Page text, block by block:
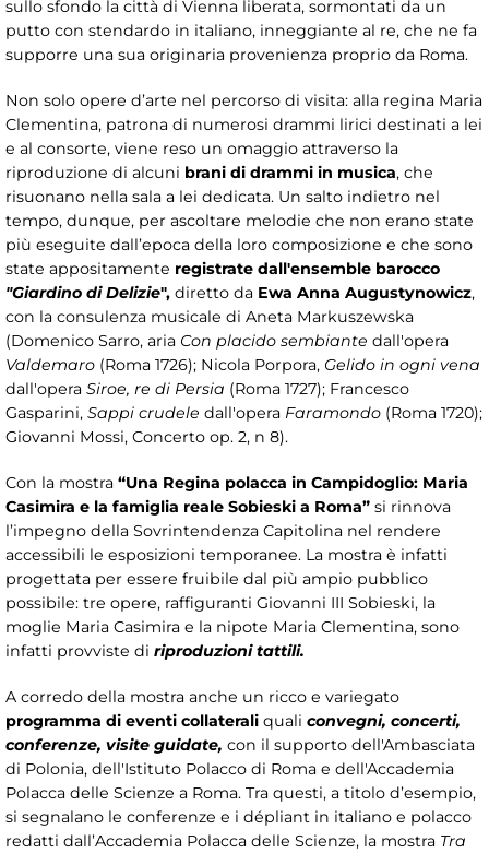
sullo sfondo la città di Vienna liberata, sormontati da un
putto con stendardo in italiano, inneggiante al re, che ne fa
supporre una sua originaria provenienza proprio da Roma.
Non solo opere d’arte nel percorso di visita: alla regina Maria
Clementina, patrona di numerosi drammi lirici destinati a lei
e al consorte, viene reso un omaggio attraverso la
riproduzione di alcuni brani di drammi in musica, che
risuonano nella sala a lei dedicata. Un salto indietro nel
tempo, dunque, per ascoltare melodie che non erano state
più eseguite dall’epoca della loro composizione e che sono
state appositamente registrate dall'ensemble barocco
"Giardino di Delizie", diretto da Ewa Anna Augustynowicz,
con la consulenza musicale di Aneta Markuszewska
(Domenico Sarro, aria Con placido sembiante dall'opera
Valdemaro (Roma 1726); Nicola Porpora, Gelido in ogni vena
dall'opera Siroe, re di Persia (Roma 1727); Francesco
Gasparini, Sappi crudele dall'opera Faramondo (Roma 1720);
Giovanni Mossi, Concerto op. 2, n 8).
Con la mostra “Una Regina polacca in Campidoglio: Maria
Casimira e la famiglia reale Sobieski a Roma” si rinnova
l’impegno della Sovrintendenza Capitolina nel rendere
accessibili le esposizioni temporanee. La mostra è infatti
progettata per essere fruibile dal più ampio pubblico
possibile: tre opere, raffiguranti Giovanni III Sobieski, la
moglie Maria Casimira e la nipote Maria Clementina, sono
infatti provviste di riproduzioni tattili.
A corredo della mostra anche un ricco e variegato
programma di eventi collaterali quali convegni, concerti,
conferenze, visite guidate, con il supporto dell'Ambasciata
di Polonia, dell'Istituto Polacco di Roma e dell'Accademia
Polacca delle Scienze a Roma. Tra questi, a titolo d’esempio,
si segnalano le conferenze e i dépliant in italiano e polacco
redatti dall’Accademia Polacca delle Scienze, la mostra Tra